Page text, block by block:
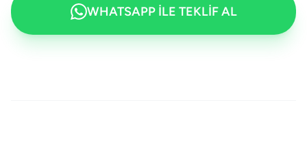
WHATSAPP İLE TEKLİF AL